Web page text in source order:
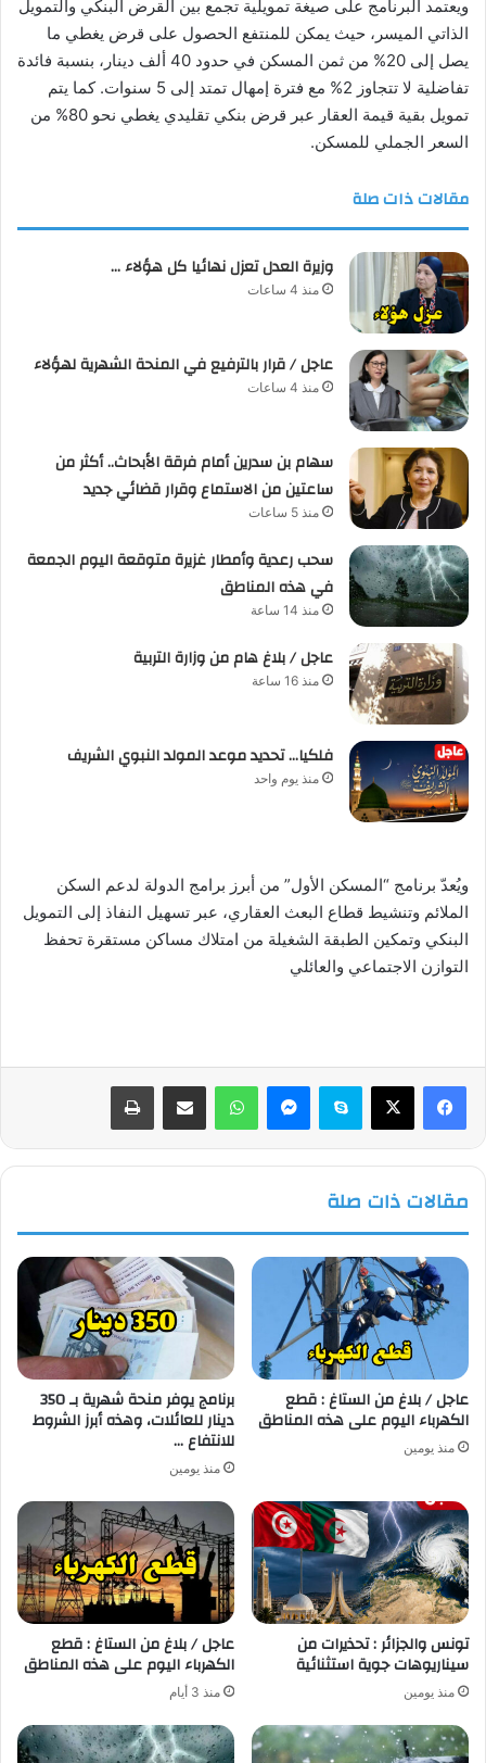
ويعتمد البرنامج على صيغة تمويلية تجمع بين القرض البنكي والتمويل
الذاتي الميسر، حيث يمكن للمنتفع الحصول على قرض يغطي ما
يصل إلى 20% من ثمن المسكن في حدود 40 ألف دينار، بنسبة فائدة
تفاضلية لا تتجاوز 2% مع فترة إمهال تمتد إلى 5 سنوات. كما يتم
تمويل بقية قيمة العقار عبر قرض بنكي تقليدي يغطي نحو 80% من
السعر الجملي للمسكن.
مقالات ذات صلة
وزيرة العدل تعزل نهائيا كل هؤلاء …
منذ 4 ساعات
عاجل / قرار بالترفيع في المنحة الشهرية لهؤلاء
منذ 4 ساعات
سهام بن سدرين أمام فرقة الأبحاث.. أكثر من
ساعتين من الاستماع وقرار قضائي جديد
منذ 5 ساعات
سحب رعدية وأمطار غزيرة متوقعة اليوم الجمعة
في هذه المناطق
منذ 14 ساعة
عاجل / بلاغ هام من وزارة التربية
منذ 16 ساعة
فلكيا… تحديد موعد المولد النبوي الشريف
منذ يوم واحد
ويُعدّ برنامج “المسكن الأول” من أبرز برامج الدولة لدعم السكن
الملائم وتنشيط قطاع البعث العقاري، عبر تسهيل النفاذ إلى التمويل
البنكي وتمكين الطبقة الشغيلة من امتلاك مساكن مستقرة تحفظ
التوازن الاجتماعي والعائلي
فيسبوك سكايب واتساب
مقالات ذات صلة
عاجل / بلاغ من الستاغ : قطع
الكهرباء اليوم على هذه المناطق
منذ يومين
برنامج يوفر منحة شهرية بـ 350
دينار للعائلات، وهذه أبرز الشروط
للانتفاع …
منذ يومين
تونس والجزائر : تحذيرات من
سيناريوهات جوية استثنائية
منذ يومين
عاجل / بلاغ من الستاغ : قطع
الكهرباء اليوم على هذه المناطق
منذ 3 أيام